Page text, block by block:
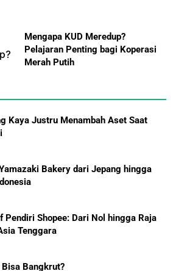
Mengapa KUD Meredup?
Pelajaran Penting bagi Koperasi
Merah Putih
Investor Global dan Alasan di
Baliknya
Hadiah Piala Dunia 2026: Berapa
Bakery dari Jepang hingga
Shopee: Dari Nol hingga Raja
Bangkrut?
Mengguritakan Bisnis Jasa